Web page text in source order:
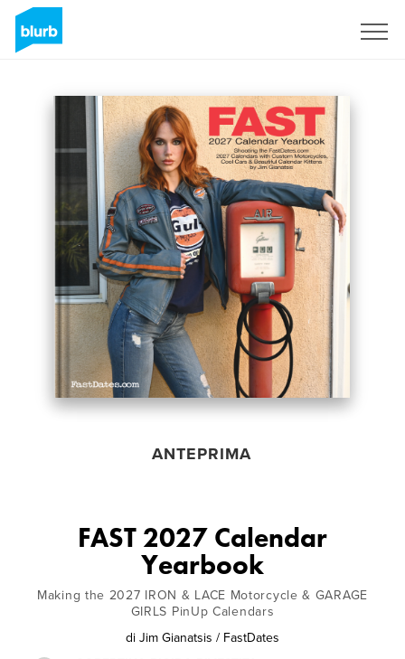
ANTEPRIMA
FAST 2027 Calendar
Yearbook
Making the 2027 IRON & LACE Motorcycle & GARAGE
GIRLS PinUp Calendars
di Jim Gianatsis / FastDates